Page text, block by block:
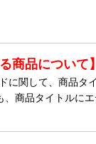
商品について】
に関して、商品タ
商品タイトルに